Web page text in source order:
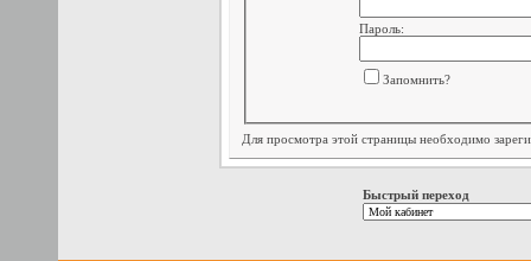
Пароль:
Запомнить?
Для просмотра этой страницы необходимо
Быстрый переход